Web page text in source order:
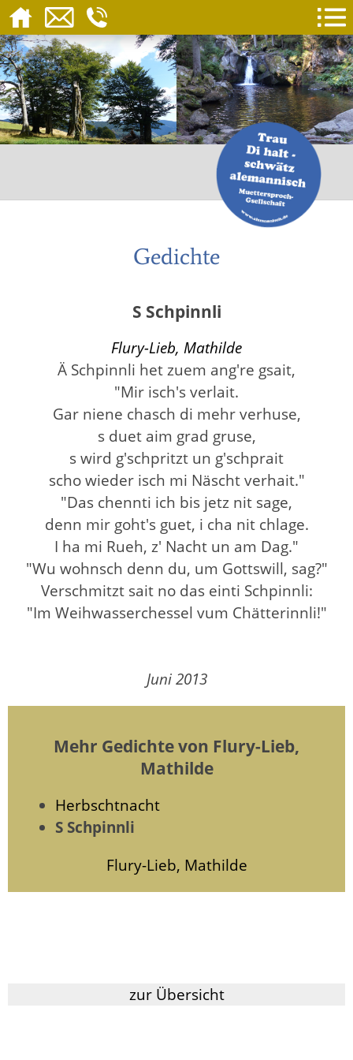
Gedichte
S Schpinnli
Flury-Lieb, Mathilde
Ä Schpinnli het zuem ang're gsait,
"Mir isch's verlait.
Gar niene chasch di mehr verhuse,
s duet aim grad gruse,
s wird g'schpritzt un g'schprait
scho wieder isch mi Näscht verhait."
"Das chennti ich bis jetz nit sage,
denn mir goht's guet, i cha nit chlage.
I ha mi Rueh, z' Nacht un am Dag."
"Wu wohnsch denn du, um Gottswill, sag?"
Verschmitzt sait no das einti Schpinnli:
"Im Weihwasserchessel vum Chätterinnli!"
Juni 2013
Mehr Gedichte von Flury-Lieb,
Mathilde
Herbschtnacht
S Schpinnli
Flury-Lieb, Mathilde
zur Übersicht